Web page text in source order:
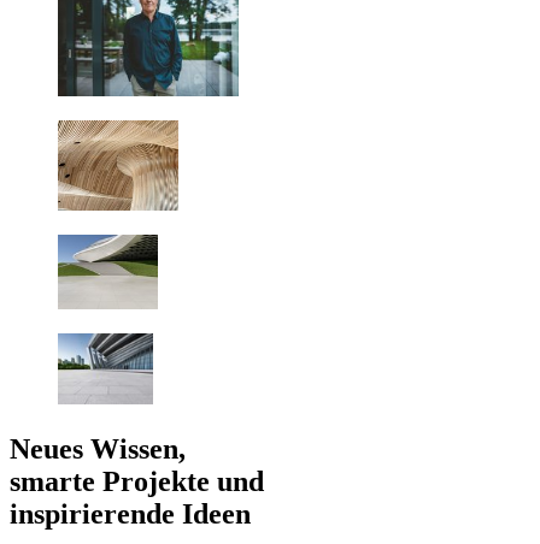
Neues Wissen,
smarte Projekte und
inspirierende Ideen